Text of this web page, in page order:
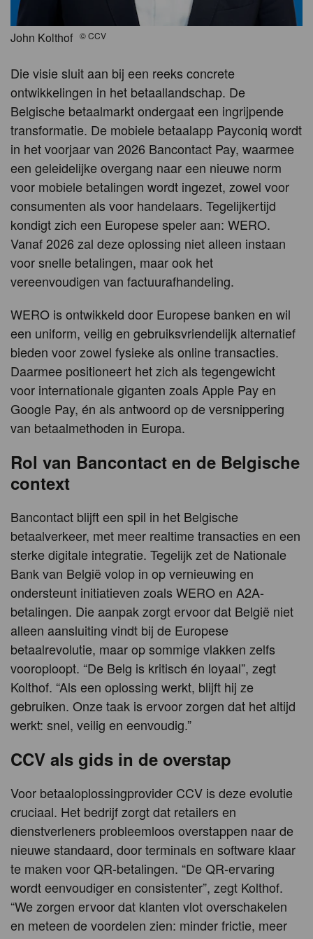
John Kolthof ©CCV
Die visie sluit aan bij een reeks concrete
ontwikkelingen in het betaallandschap. De
Belgische betaalmarkt ondergaat een ingrijpende
transformatie. De mobiele betaalapp Payconiq wordt
in het voorjaar van 2026 Bancontact Pay, waarmee
een geleidelijke overgang naar een nieuwe norm
voor mobiele betalingen wordt ingezet, zowel voor
consumenten als voor handelaars. Tegelijkertijd
kondigt zich een Europese speler aan: WERO.
Vanaf 2026 zal deze oplossing niet alleen instaan
voor snelle betalingen, maar ook het
vereenvoudigen van factuurafhandeling.
WERO is ontwikkeld door Europese banken en wil
een uniform, veilig en gebruiksvriendelijk alternatief
bieden voor zowel fysieke als online transacties.
Daarmee positioneert het zich als tegengewicht
voor internationale giganten zoals Apple Pay en
Google Pay, én als antwoord op de versnippering
van betaalmethoden in Europa.
Rol van Bancontact en de Belgische
context
Bancontact blijft een spil in het Belgische
betaalverkeer, met meer realtime transacties en een
sterke digitale integratie. Tegelijk zet de Nationale
Bank van België volop in op vernieuwing en
ondersteunt initiatieven zoals WERO en A2A-
betalingen. Die aanpak zorgt ervoor dat België niet
alleen aansluiting vindt bij de Europese
betaalrevolutie, maar op sommige vlakken zelfs
vooroploopt. “De Belg is kritisch én loyaal”, zegt
Kolthof. “Als een oplossing werkt, blijft hij ze
gebruiken. Onze taak is ervoor zorgen dat het altijd
werkt: snel, veilig en eenvoudig.”
CCV als gids in de overstap
Voor betaaloplossingprovider CCV is deze evolutie
cruciaal. Het bedrijf zorgt dat retailers en
dienstverleners probleemloos overstappen naar de
nieuwe standaard, door terminals en software klaar
te maken voor QR-betalingen. “De QR-ervaring
wordt eenvoudiger en consistenter”, zegt Kolthof.
“We zorgen ervoor dat klanten vlot overschakelen
en meteen de voordelen zien: minder frictie, meer